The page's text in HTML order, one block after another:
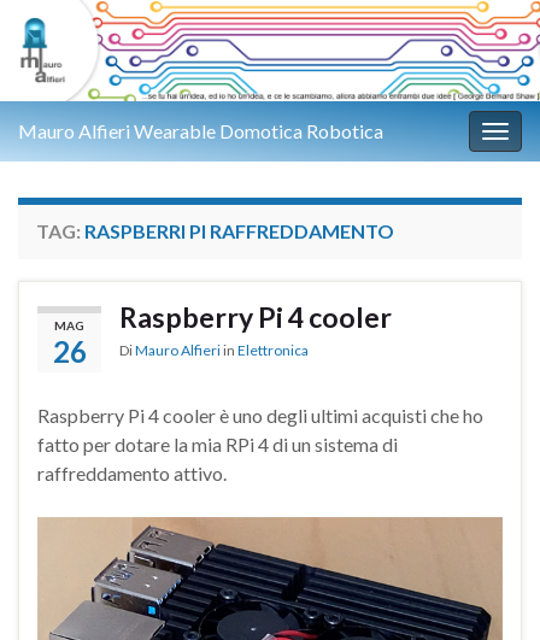
Mauro Alfieri Wearable Domotica Robotica
TAG: RASPBERRI PI RAFFREDDAMENTO
MAG
26
Raspberry Pi 4 cooler
DiMauro Alfieri in Elettronica
Raspberry Pi 4 cooler è uno degli ultimi acquisti che ho
fatto per dotare la mia RPi 4 di un sistema di
raffreddamento attivo.